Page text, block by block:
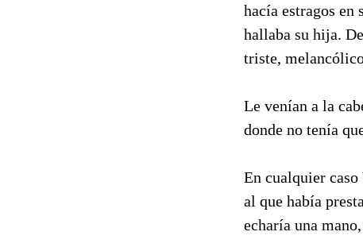
hacía estragos en
hallaba su hija.
triste,
Le venían a la
donde no tenía
En cualquier
al que había
echaría una